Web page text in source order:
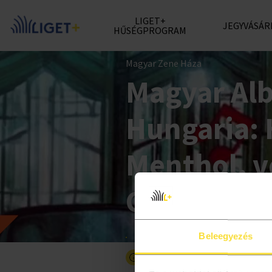
Beleegyezés
LIGET+
HŰSÉGPROGRAM
Magyar Zene Háza
Magyar
Hungaria:
Menthol,
Gábor
Részletesebben a